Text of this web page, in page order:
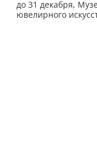
до 31 декабря,
ювелирного